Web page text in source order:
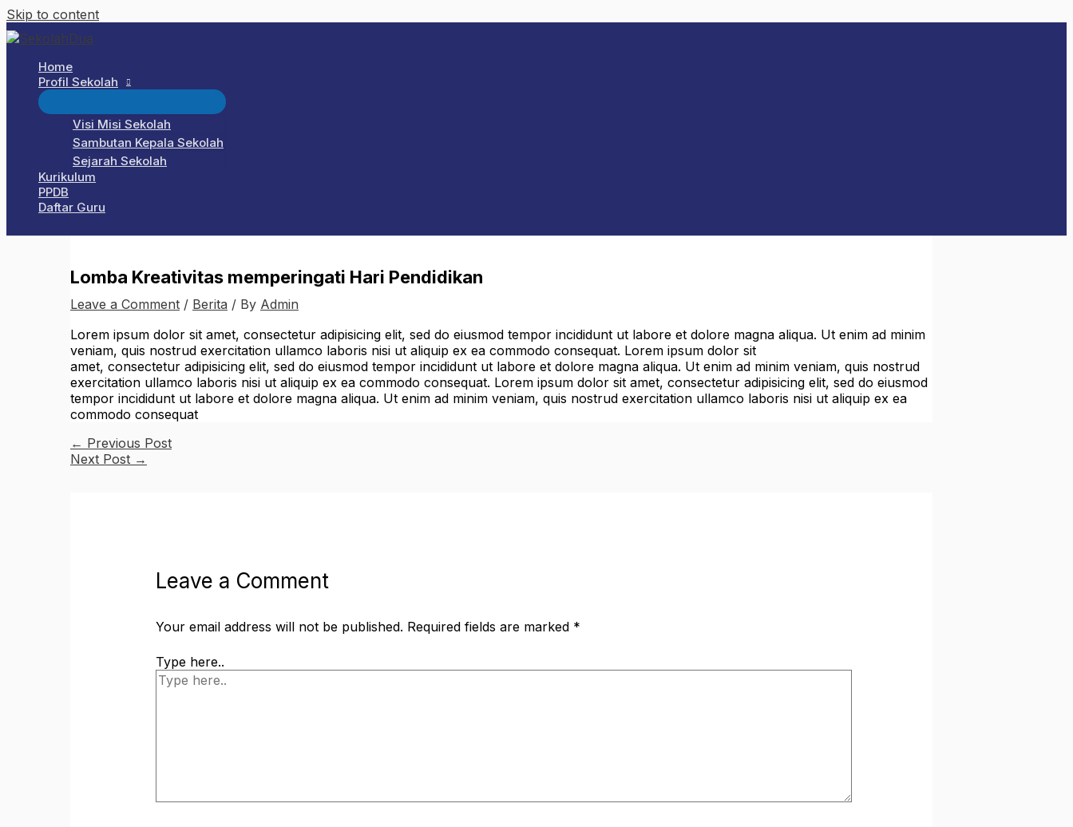
Skip to content
Home
Profil Sekolah
Visi Misi Sekolah
Sambutan Kepala Sekolah
Sejarah Sekolah
Kurikulum
PPDB
Daftar Guru
Lomba Kreativitas memperingati Hari Pendidikan
Leave a Comment / Berita / By Admin
Lorem ipsum dolor sit amet, consectetur adipisicing elit, sed do eiusmod tempor incididunt ut labore et dolore magna aliqua. Ut enim ad minim
veniam, quis nostrud exercitation ullamco laboris nisi ut aliquip ex ea commodo consequat. Lorem ipsum dolor sit
amet, consectetur adipisicing elit, sed do eiusmod tempor incididunt ut labore et dolore magna aliqua. Ut enim ad minim veniam, quis nostrud
exercitation ullamco laboris nisi ut aliquip ex ea commodo consequat. Lorem ipsum dolor sit amet, consectetur adipisicing elit, sed do eiusmod
tempor incididunt ut labore et dolore magna aliqua. Ut enim ad minim veniam, quis nostrud exercitation ullamco laboris nisi ut aliquip ex ea
commodo consequat
← Previous Post
Next Post →
Leave a Comment
Your email address will not be published. Required fields are marked *
Type here..